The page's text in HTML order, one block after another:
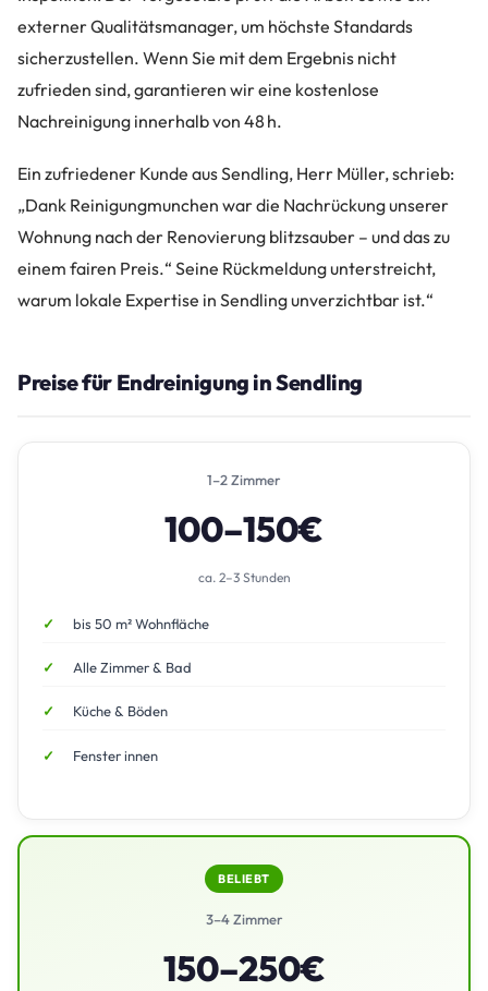
externer Qualitätsmanager, um höchste Standards
sicherzustellen. Wenn Sie mit dem Ergebnis nicht
zufrieden sind, garantieren wir eine kostenlose
Nachreinigung innerhalb von 48 h.
Ein zufriedener Kunde aus Sendling, Herr Müller, schrieb:
„Dank Reinigungmunchen war die Nachrückung unserer
Wohnung nach der Renovierung blitzsauber – und das zu
einem fairen Preis.“ Seine Rückmeldung unterstreicht,
warum lokale Expertise in Sendling unverzichtbar ist.“
Preise für Endreinigung in Sendling
1–2 Zimmer
100–150€
ca. 2–3 Stunden
bis 50 m² Wohnfläche
Alle Zimmer & Bad
Küche & Böden
Fenster innen
BELIEBT
3–4 Zimmer
150–250€